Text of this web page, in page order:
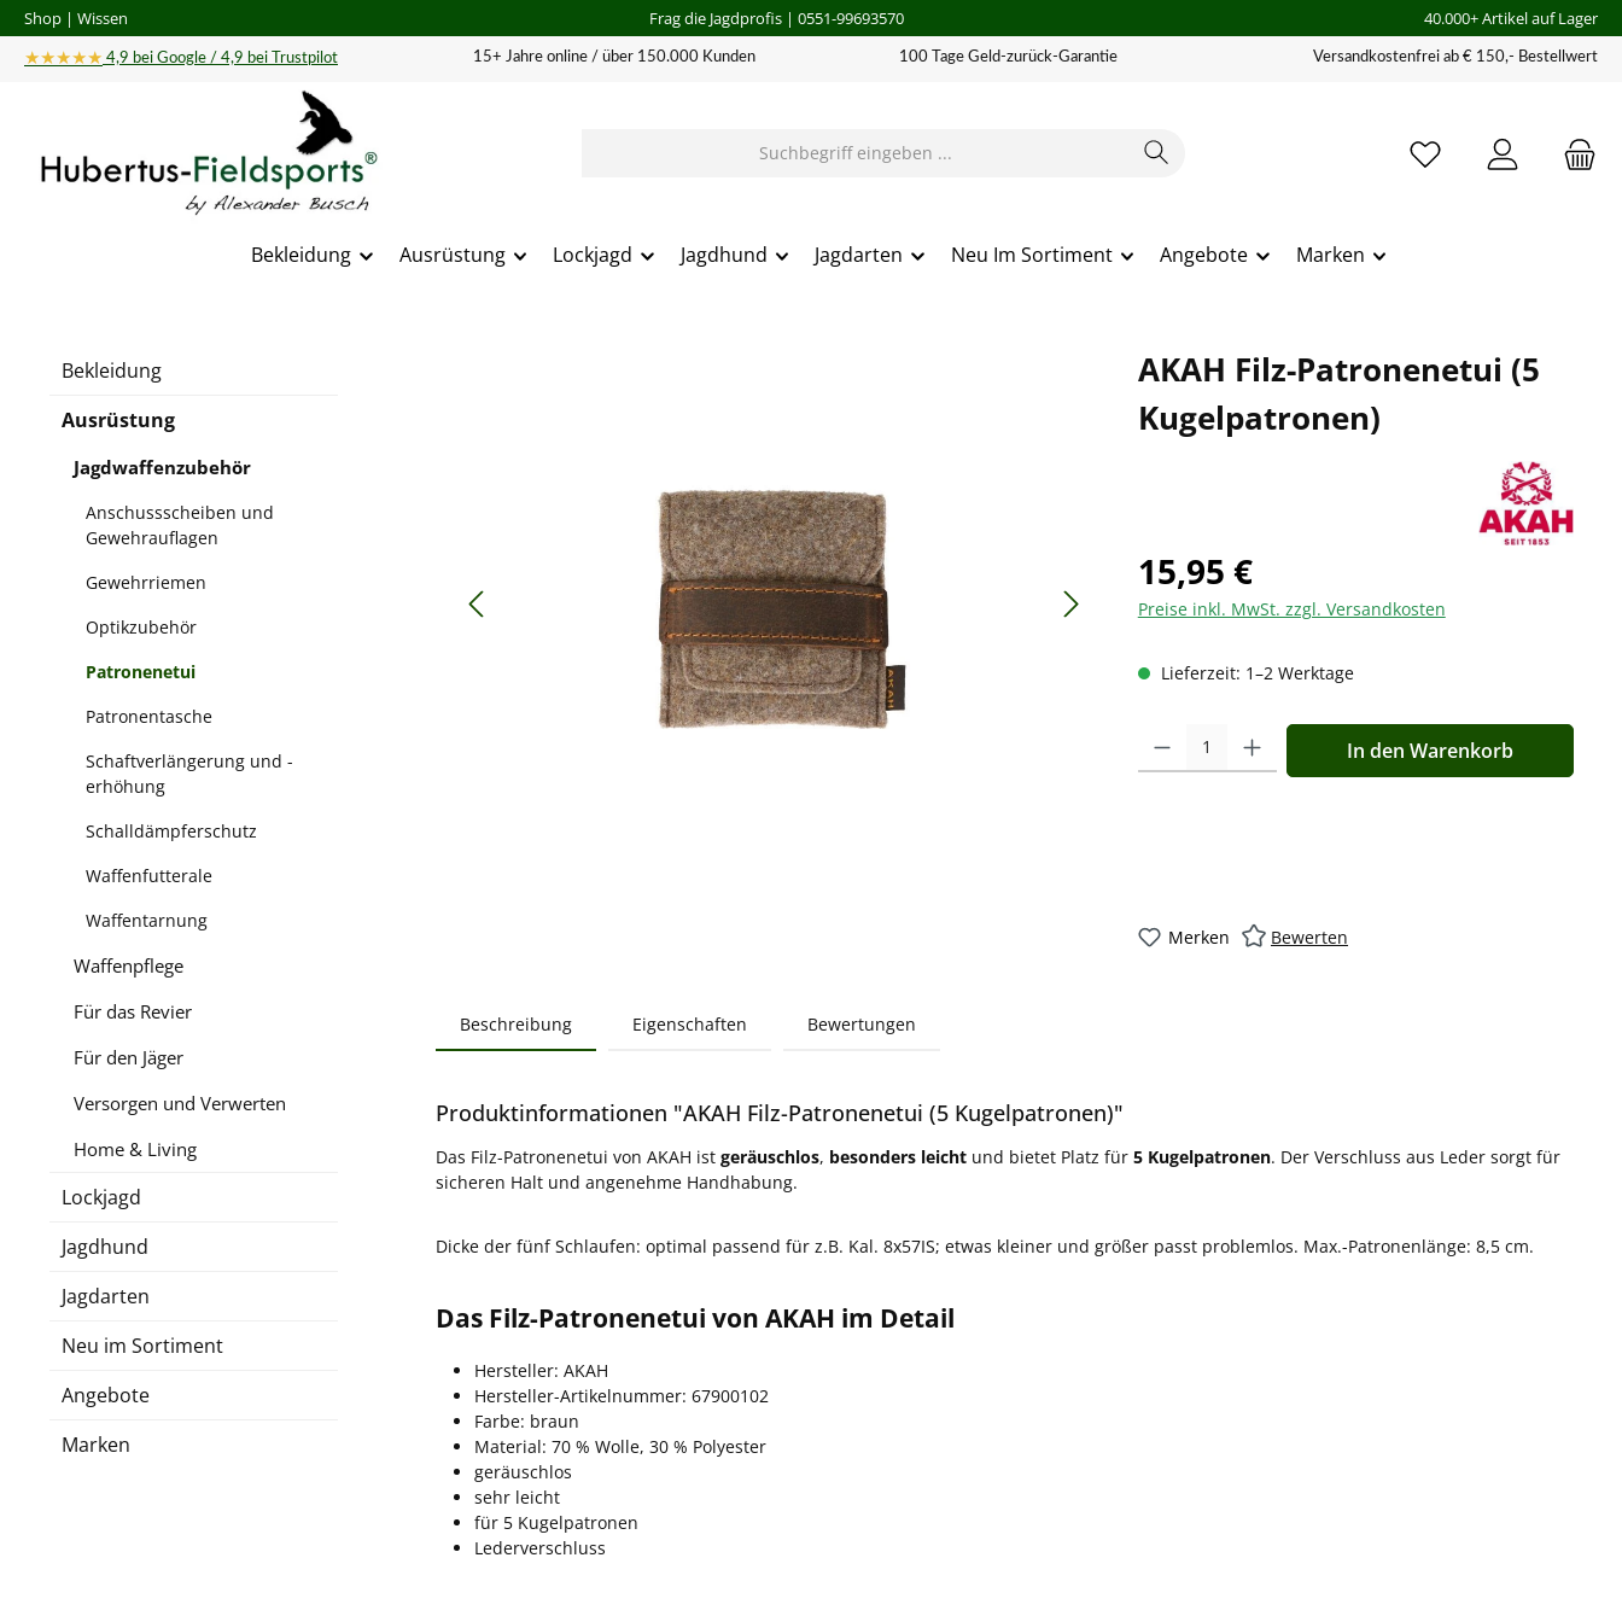
Hauptinhalt springen
Zur Suche springen
Zur Hauptnavigation springen
Shop | Wissen Frag die Jagdprofis| 0551-99693570 40.000+ Artikel auf Lager
★★★★★ 4,9 bei Google / 4,9 bei Trustpilot 15+ Jahre online / über 150.000 Kunden 100 Tage Geld-zurück-Garantie Versandkostenfrei ab € 150,- Bestellwert
Bekleidung Ausrüstung Lockjagd Jagdhund Jagdarten Neu Im Sortiment Angebote Marken
Bekleidung
Ausrüstung
Jagdwaffenzubehör
Anschussscheiben und
Gewehrauflagen
Gewehrriemen
Optikzubehör
Patronenetui
Patronentasche
Schaftverlängerung und -
erhöhung
Schalldämpferschutz
Waffenfutterale
Waffentarnung
Waffenpflege
Für das Revier
Für den Jäger
Versorgen und Verwerten
Home & Living
Lockjagd
Jagdhund
Jagdarten
Neu im Sortiment
Angebote
Marken
AKAH Filz-Patronenetui (5
Kugelpatronen)
15,95 €
Preise inkl. MwSt. zzgl. Versandkosten
Lieferzeit: 1–2 Werktage
Produkt Anzahl: Gib den gewünschten Wert ein oder
In den Warenkorb
Merken Bewerten
Beschreibung Eigenschaften Bewertungen
Produktinformationen "AKAH Filz-Patronenetui (5 Kugelpatronen)"
Das Filz-Patronenetui von AKAH ist geräuschlos, besonders leicht und bietet Platz für 5 Kugelpatronen. Der Verschluss aus Leder sorgt für
sicheren Halt und angenehme Handhabung.
Dicke der fünf Schlaufen: optimal passend für z.B. Kal. 8x57IS; etwas kleiner und größer passt problemlos. Max.-Patronenlänge: 8,5 cm.
Das Filz-Patronenetui von AKAH im Detail
Hersteller: AKAH
Hersteller-Artikelnummer: 67900102
Farbe: braun
Material: 70 % Wolle, 30 % Polyester
geräuschlos
sehr leicht
für 5 Kugelpatronen
Lederverschluss